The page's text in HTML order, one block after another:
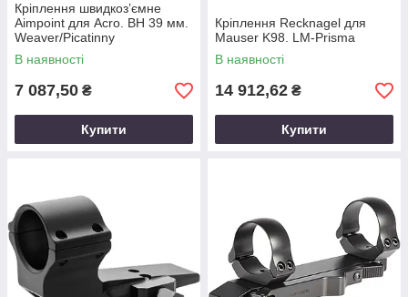
Кріплення швидкоз’ємне
Aimpoint для Acro. BH 39 мм.
Weaver/Picatinny
В наявності
7 087,50 ₴
Купити
Кріплення Recknagel для
Mauser K98. LM-Prisma
В наявності
14 912,62 ₴
Купити